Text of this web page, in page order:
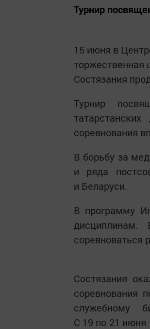
Турнир
15 июня в
торжественная
Состязания
Турнир
соревнования
В борьбу за
и ряда
и Беларуси.
В программу
соревноваться
Состязания
соревнования
служебному
С 19 по 21 июня